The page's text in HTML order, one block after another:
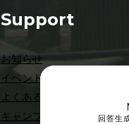
Support
お知らせ
イベント
よくある質問
キャンプ場利用規約
回答生